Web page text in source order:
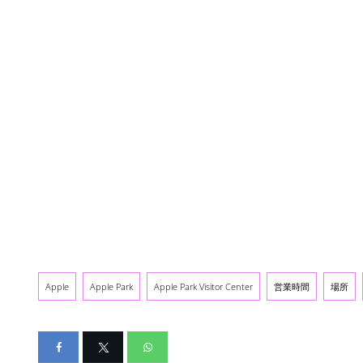
Apple Apple Park Apple Park Visitor Center 営業時間 場所